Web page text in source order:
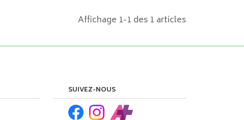
Affichage 1-1 des 1 articles
SUIVEZ-NOUS